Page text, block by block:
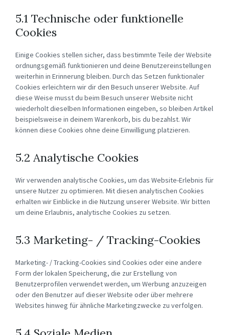
5.1 Technische oder funktionelle
Cookies
Einige Cookies stellen sicher, dass bestimmte Teile der Website
ordnungsgemäß funktionieren und deine Benutzereinstellungen
weiterhin in Erinnerung bleiben. Durch das Setzen funktionaler
Cookies erleichtern wir dir den Besuch unserer Website. Auf
diese Weise musst du beim Besuch unserer Website nicht
wiederholt dieselben Informationen eingeben, so bleiben Artikel
beispielsweise in deinem Warenkorb, bis du bezahlst. Wir
können diese Cookies ohne deine Einwilligung platzieren.
5.2 Analytische Cookies
Wir verwenden analytische Cookies, um das Website-Erlebnis für
unsere Nutzer zu optimieren. Mit diesen analytischen Cookies
erhalten wir Einblicke in die Nutzung unserer Website. Wir bitten
um deine Erlaubnis, analytische Cookies zu setzen.
5.3 Marketing- / Tracking-Cookies
Marketing- / Tracking-Cookies sind Cookies oder eine andere
Form der lokalen Speicherung, die zur Erstellung von
Benutzerprofilen verwendet werden, um Werbung anzuzeigen
oder den Benutzer auf dieser Website oder über mehrere
Websites hinweg für ähnliche Marketingzwecke zu verfolgen.